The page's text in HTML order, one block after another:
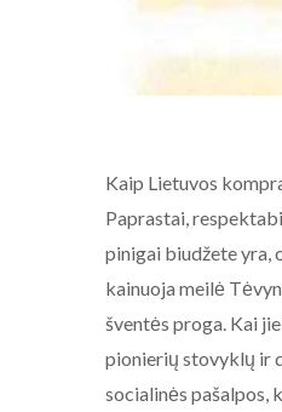
Kaip Lietuvos
Paprastai,
pinigai biudžete yra,
kainuoja meilė
šventės proga. Kai
pionierių stovyklų ir
socialinės pašalpos,